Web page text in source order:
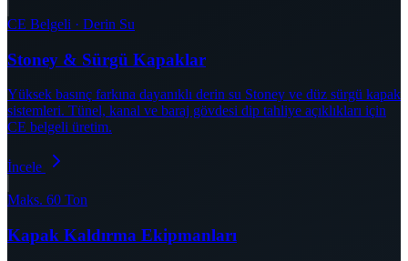
CE Belgeli · Derin Su
Stoney & Sürgü Kapaklar
Yüksek basınç farkına dayanıklı derin su Stoney ve düz sürgü kapak
sistemleri. Tünel, kanal ve baraj gövdesi dip tahliye açıklıkları için
CE belgeli üretim.
İncele
Maks. 60 Ton
Kapak Kaldırma Ekipmanları